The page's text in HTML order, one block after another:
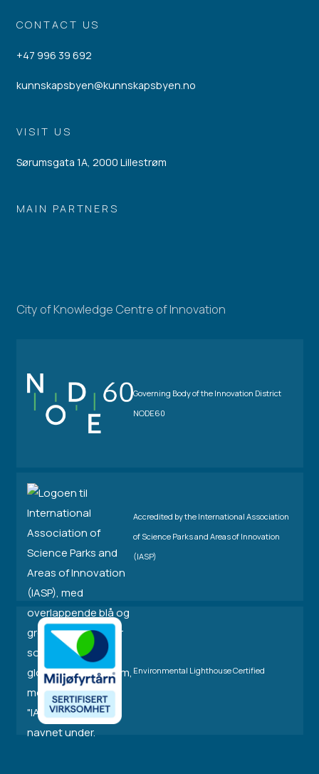
CONTACT US
+47 996 39 692
kunnskapsbyen@kunnskapsbyen.no
VISIT US
Sørumsgata 1A, 2000 Lillestrøm
MAIN PARTNERS
City of Knowledge Centre of Innovation
Governing Body of the Innovation District
NODE60
Accredited by the International Association
of Science Parks and Areas of Innovation
(IASP)
Environmental Lighthouse Certified